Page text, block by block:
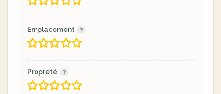
Emplacement
Propreté